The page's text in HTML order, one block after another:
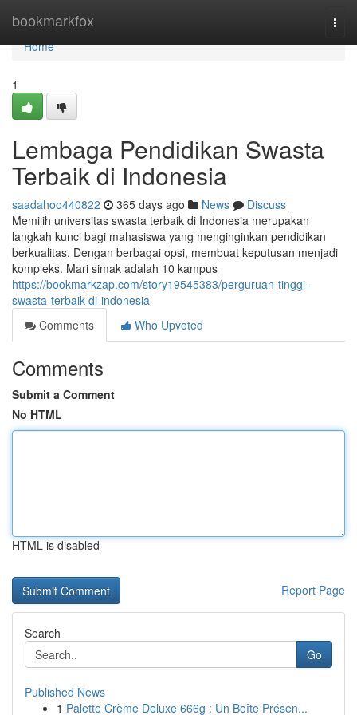
bookmarkfox
Home
Home
1
Lembaga Pendidikan Swasta
Terbaik di Indonesia
saadahoo440822 365 days ago News
Discuss
Memilih universitas swasta terbaik di Indonesia merupakan
langkah kunci bagi mahasiswa yang menginginkan pendidikan
berkualitas. Dengan berbagai opsi, membuat keputusan menjadi
kompleks. Mari simak adalah 10 kampus
https://bookmarkzap.com/story19545383/perguruan-tinggi-
swasta-terbaik-di-indonesia
Comments
Who Upvoted
Comments
Submit a Comment
No HTML
HTML is disabled
Report Page
Search
Go
Published News
1 Palette Crème Deluxe 666g : Un Boîte Présen...